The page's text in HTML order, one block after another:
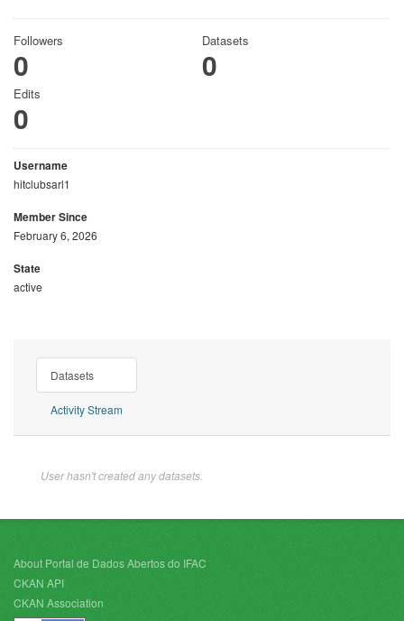
Followers
0
Datasets
0
Edits
0
Username
hitclubsarl1
Member Since
February 6, 2026
State
active
Datasets
Activity Stream
User hasn't created any datasets.
About Portal de Dados Abertos do IFAC
CKAN API
CKAN Association